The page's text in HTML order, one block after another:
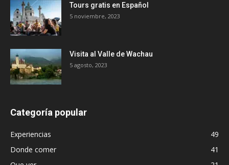
Tours gratis en Español
5 noviembre, 2023
Visita al Valle de Wachau
5 agosto, 2023
Categoría popular
Experiencias
49
Donde comer
41